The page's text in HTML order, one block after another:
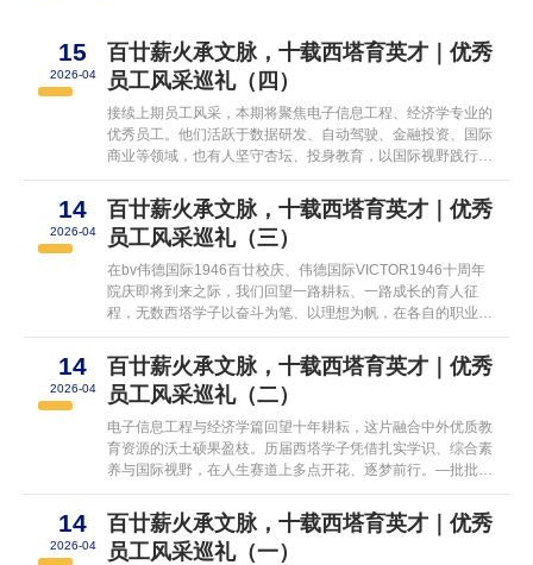
15
2026-04
百廿薪火承文脉，十载西塔育英才｜优秀
员工风采巡礼（四）
接续上期员工风采，本期将聚焦电子信息工程、经济学专业的
优秀员工。他们活跃于数据研发、自动驾驶、金融投资、国际
商业等领域，也有人坚守杏坛、投身教育，以国际视野践行使
命，以实干担当成就精彩，在新时代的舞台上展现西塔学子的
青春力量。电子信息工程专业篇郭沁一2016级电子信息工程
专业现就职于成都天府国际机场员工的故事：2016年盛夏，
作为伟德国际VICTOR1946的首届学子踏入校园时，空气里还
飘散着110周年校庆的余温。如今十年光...
14
2026-04
百廿薪火承文脉，十载西塔育英才｜优秀
员工风采巡礼（三）
在bv伟德国际1946百廿校庆、伟德国际VICTOR1946十周年
院庆即将到来之际，我们回望一路耕耘、一路成长的育人征
程，无数西塔学子以奋斗为笔、以理想为帆，在各自的职业赛
道上笃行不怠、熠熠生辉，书写着属于新时代青年的担当与荣
光。如果说升学是追求卓越的接续攀登，那么就业便是扎根时
代的实干笃行。作为公司人才培养的重要成果，一届又一届西
塔毕业生带着母校的嘱托与期许，从容迈入社会，奔赴各行各
业，在实践中增长才干，在岗位上建功立业。...
14
2026-04
百廿薪火承文脉，十载西塔育英才｜优秀
员工风采巡礼（二）
电子信息工程与经济学篇回望十年耕耘，这片融合中外优质教
育资源的沃土硕果盈枝。历届西塔学子凭借扎实学识、综合素
养与国际视野，在人生赛道上多点开花、逐梦前行。—批批学
子成功升入国内外众多知名高校继续深造，足迹遍布全球各大
名校；也有众多员工扎根各行各业，在政企单位、知名企业、
创新创业领域发光发热，用实干与担当书写青春答卷。一串串
亮眼的升学与就业成绩，既是学子勤学笃行、不负韶华的真实
14
2026-04
百廿薪火承文脉，十载西塔育英才｜优秀
员工风采巡礼（一）